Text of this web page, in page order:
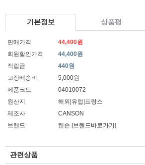
기본정보 상품평
판매가격
44,400원
회원할인가격
44,400원
적립금
440원
고정배송비
5,000원
제품코드
04010072
원산지
해외|유럽|프랑스
제조사
CANSON
브랜드
캔손 [브랜드바로가기]
관련상품